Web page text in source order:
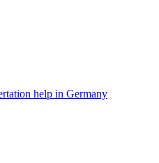
help in Germany